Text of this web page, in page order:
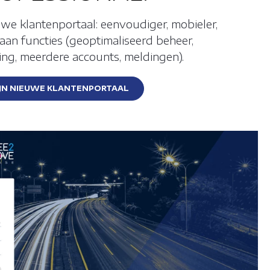
de
van
met een
computer of
klantenportaal: eenvoudiger, mobieler,
functies (geoptimaliseerd beheer,
meerdere accounts, meldingen).
NIEUWE KLANTENPORTAAL